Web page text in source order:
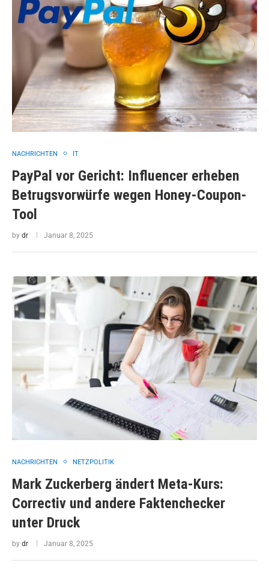
NACHRICHTEN IT
PayPal vor Gericht: Influencer erheben
Betrugsvorwürfe wegen Honey-Coupon-
Tool
by dr Januar 8, 2025
NACHRICHTEN NETZPOLITIK
Mark Zuckerberg ändert Meta-Kurs:
Correctiv und andere Faktenchecker
unter Druck
by dr Januar 8, 2025